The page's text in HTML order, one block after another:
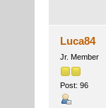
Luca84
Jr. Member
Post: 96